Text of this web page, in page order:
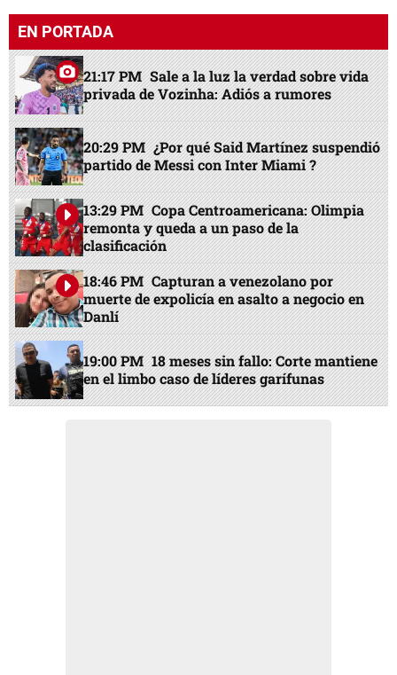
EN PORTADA
21:17 PM Sale a la luz la verdad sobre vida
privada de Vozinha: Adiós a rumores
20:29 PM ¿Por qué Said Martínez suspendió
partido de Messi con Inter Miami ?
13:29 PM Copa Centroamericana: Olimpia
remonta y queda a un paso de la
clasificación
18:46 PM Capturan a venezolano por
muerte de expolicía en asalto a negocio en
Danlí
19:00 PM 18 meses sin fallo: Corte mantiene
en el limbo caso de líderes garífunas